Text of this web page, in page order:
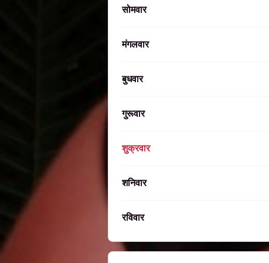
सोमवार
मंगलवार
बुधवार
गुरूवार
शुक्रवार
शनिवार
रविवार